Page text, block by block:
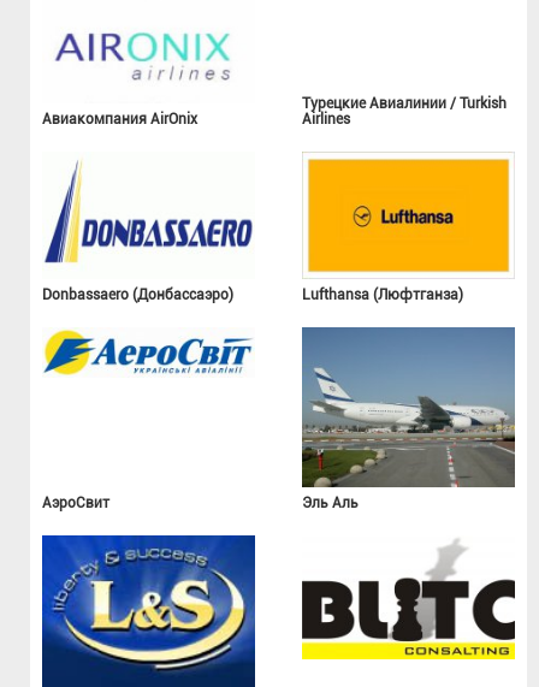
Авиакомпания AirOnix
Турецкие Авиалинии / Turkish
Airlines
Donbassaero (Донбассаэро) Lufthansa (Люфтганза)
АэроСвит Эль Аль